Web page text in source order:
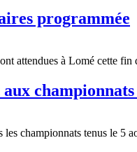
programmée
attendues à Lomé cette fin
championnats tenus le 5